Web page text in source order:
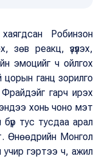
Робинзон
зөв реакц, үзүүлэх,
эмоцийг ч ойлгох
цорын ганц зорилго
гарч ирэх
хонь чоно мэт
бүр тус тусдаа арал
Өнөөдрийн Монгол
учир гэртээ ч, ажил